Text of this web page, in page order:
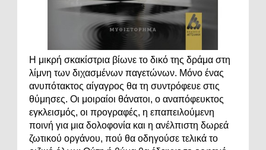
Η μικρή σκακίστρια βίωνε το δικό της δράμα στη
λίμνη των διχασμένων παγετώνων. Μόνο ένας
ανυπότακτος αίγαγρος θα τη συντρόφευε στις
θύμησες. Οι μοιραίοι θάνατοι, ο αναπόφευκτος
εγκλεισμός, οι προγραφές, η επαπειλούμενη
ποινή για μια δολοφονία και η ανέλπιστη δωρεά
ζωτικού οργάνου, πού θα οδηγούσε τελικά το